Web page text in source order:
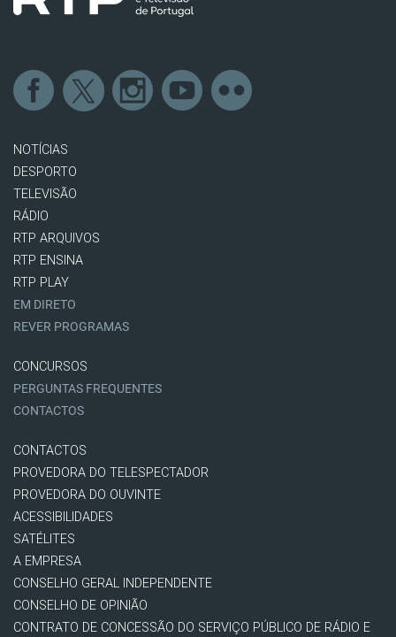
NOTÍCIAS
DESPORTO
TELEVISÃO
RÁDIO
RTP ARQUIVOS
RTP ENSINA
RTP PLAY
EM DIRETO
REVER PROGRAMAS
CONCURSOS
PERGUNTAS FREQUENTES
CONTACTOS
CONTACTOS
PROVEDORA DO TELESPECTADOR
PROVEDORA DO OUVINTE
ACESSIBILIDADES
SATÉLITES
A EMPRESA
CONSELHO GERAL INDEPENDENTE
CONSELHO DE OPINIÃO
CONTRATO DE CONCESSÃO DO SERVIÇO PÚBLICO DE RÁDIO E